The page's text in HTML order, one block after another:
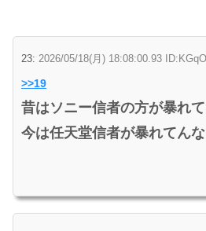
23: 2026/05/18(月) 18:08:00.93
>>19
昔はソニー信者の方が暴れ
今は任天堂信者が暴れてんな